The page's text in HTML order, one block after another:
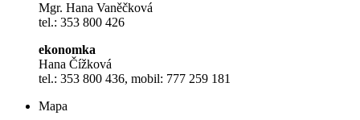
Mgr. Hana Vaněčková
tel.: 353 800 426
ekonomka
Hana Čížková
tel.: 353 800 436, mobil: 777 259 181
Mapa